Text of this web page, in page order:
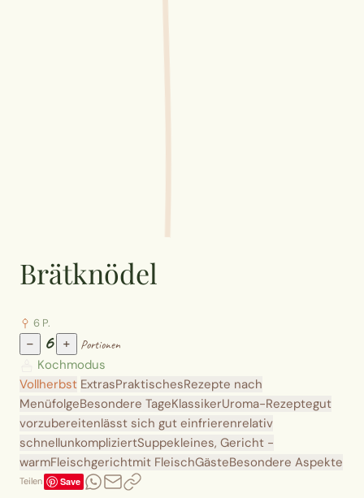
Brätknödel
6 P.
− 6 + Portionen
Kochmodus
Vollherbst ExtrasPraktischesRezepte nach
MenüfolgeBesondere TageKlassikerUroma-Rezeptegut
vorzubereitenlässt sich gut einfrierenrelativ
schnellunkompliziertSuppekleines, Gericht -
warmFleischgerichtmit FleischGästeBesondere Aspekte
Teilen Save